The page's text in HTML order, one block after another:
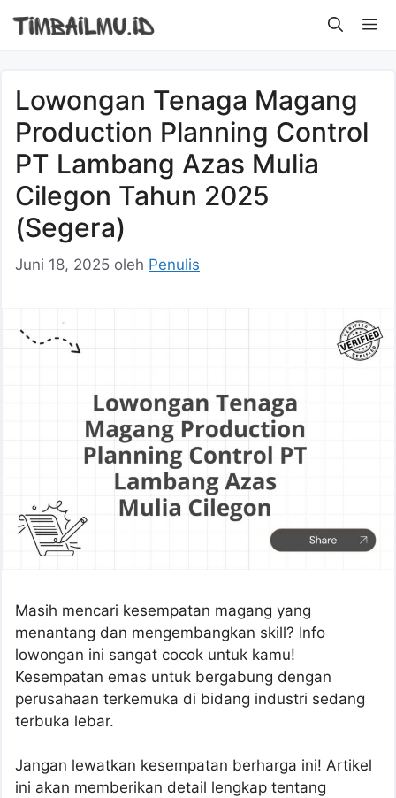
Lowongan Tenaga Magang
Production Planning Control
PT Lambang Azas Mulia
Cilegon Tahun 2025
(Segera)
Juni 18, 2025 oleh Penulis
Masih mencari kesempatan magang yang
menantang dan mengembangkan skill? Info
lowongan ini sangat cocok untuk kamu!
Kesempatan emas untuk bergabung dengan
perusahaan terkemuka di bidang industri sedang
terbuka lebar.
Jangan lewatkan kesempatan berharga ini! Artikel
ini akan memberikan detail lengkap tentang